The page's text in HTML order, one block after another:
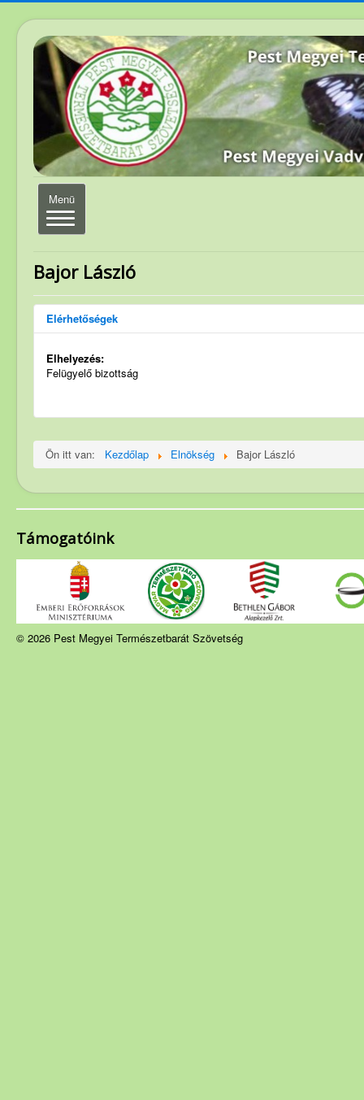
Navigáció
váltása
Menü
Elérhetőség
Magunkról
Elnökség
Szakosztályok
Friss híreink
Archívum
Bajor László
Elérhetőségek
Elhelyezés:
Felügyelő bizottság
Ön itt van: Kezdőlap Elnökség Bajor László
Támogatóink
© 2026 Pest Megyei Természetbarát Szövetség